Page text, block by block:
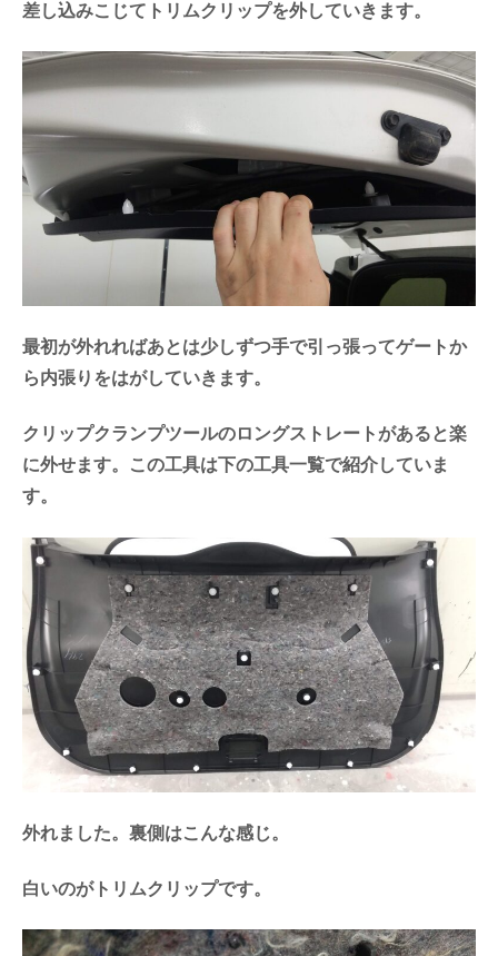
差し込みこじてトリムクリップを外していきます。
最初が外れればあとは少しずつ手で引っ張ってゲートか
ら内張りをはがしていきます。
クリップクランプツールのロングストレートがあると楽
に外せます。この工具は下の工具一覧で紹介していま
す。
外れました。裏側はこんな感じ。
白いのがトリムクリップです。